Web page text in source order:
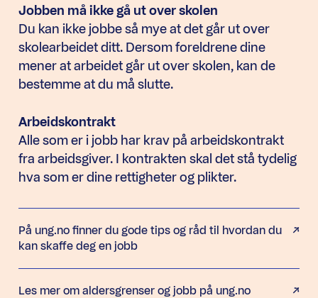
Jobben må ikke gå ut over skolen
Du kan ikke jobbe så mye at det går ut over
skolearbeidet ditt. Dersom foreldrene dine
mener at arbeidet går ut over skolen, kan de
bestemme at du må slutte.
Arbeidskontrakt
Alle som er i jobb har krav på arbeidskontrakt
fra arbeidsgiver. I kontrakten skal det stå tydelig
hva som er dine rettigheter og plikter.
På ung.no finner du gode tips og råd til hvordan du
kan skaffe deg en jobb
Les mer om aldersgrenser og jobb på ung.no